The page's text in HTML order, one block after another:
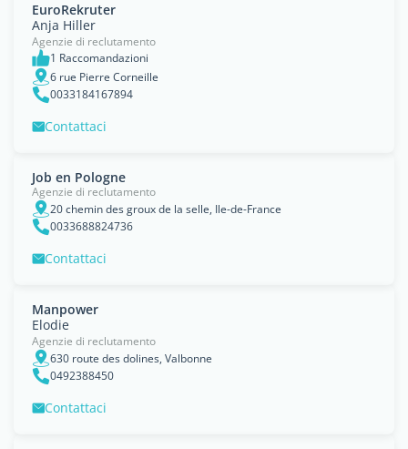
EuroRekruter
Anja Hiller
Agenzie di reclutamento
1 Raccomandazioni
6 rue Pierre Corneille
0033184167894
Contattaci
Job en Pologne
Agenzie di reclutamento
20 chemin des groux de la selle, Ile-de-France
0033688824736
Contattaci
Manpower
Elodie
Agenzie di reclutamento
630 route des dolines, Valbonne
0492388450
Contattaci